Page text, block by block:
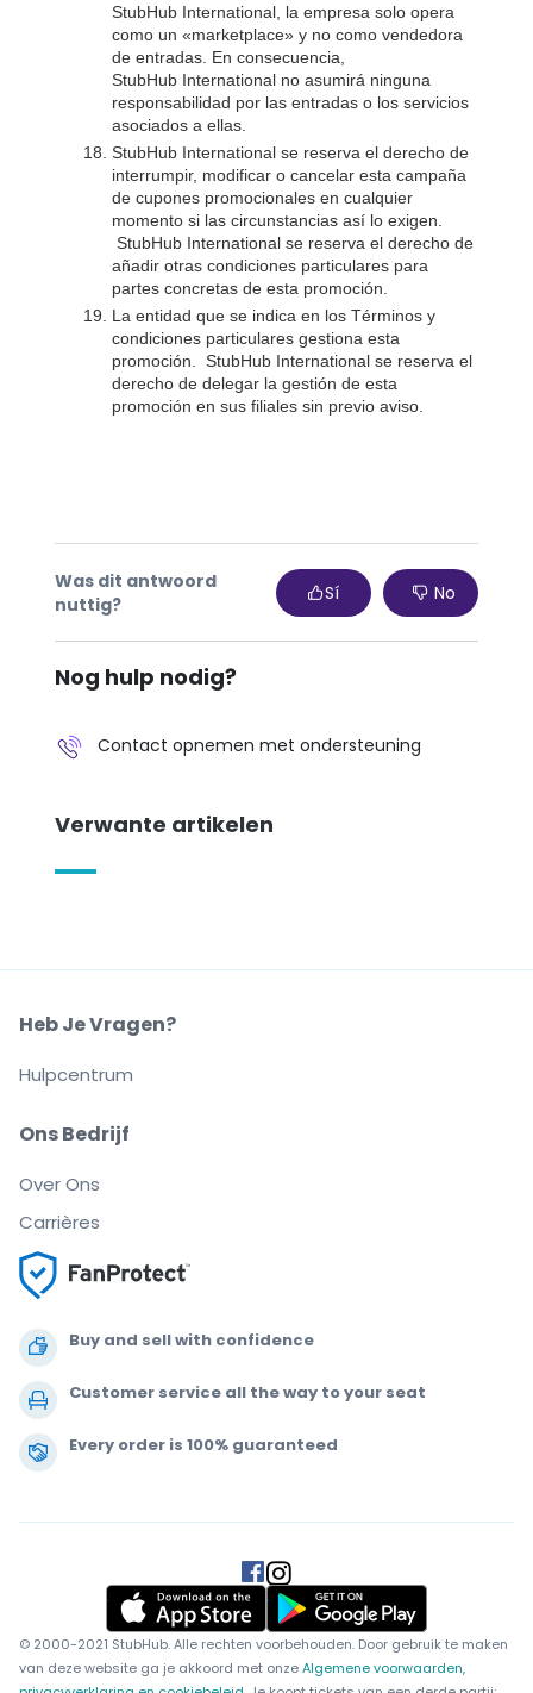
StubHub International, la empresa solo opera
como un «marketplace» y no como vendedora
de entradas. En consecuencia,
StubHub International no asumirá ninguna
responsabilidad por las entradas o los servicios
asociados a ellas.
StubHub International se reserva el derecho de
interrumpir, modificar o cancelar esta campaña
de cupones promocionales en cualquier
momento si las circunstancias así lo exigen.
StubHub International se reserva el derecho de
añadir otras condiciones particulares para
partes concretas de esta promoción.
La entidad que se indica en los Términos y
condiciones particulares gestiona esta
promoción. StubHub International se reserva el
derecho de delegar la gestión de esta
promoción en sus filiales sin previo aviso.
Was dit antwoord
nuttig?
Sí No
Nog hulp nodig?
Contact opnemen met ondersteuning
Verwante artikelen
Buy and sell with confidence
Customer service all the way to your seat
Every order is 100% guaranteed
Ons Bedrijf
Over Ons
Carrières
Heb Je Vragen?
Hulpcentrum
© 2000-2021 StubHub. Alle rechten voorbehouden. Door gebruik te maken
van deze website ga je akkoord met onzeAlgemene voorwaarden,
.
.
.